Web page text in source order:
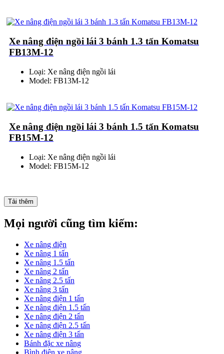
Xe nâng điện ngồi lái 3 bánh 1.3 tấn Komatsu
FB13M-12
Loại: Xe nâng điện ngồi lái
Model: FB13M-12
Xe nâng điện ngồi lái 3 bánh 1.5 tấn Komatsu
FB15M-12
Loại: Xe nâng điện ngồi lái
Model: FB15M-12
Tải thêm
Mọi người cũng tìm kiếm:
Xe nâng điện
Xe nâng 1 tấn
Xe nâng 1.5 tấn
Xe nâng 2 tấn
Xe nâng 2.5 tấn
Xe nâng 3 tấn
Xe nâng điện 1 tấn
Xe nâng điện 1.5 tấn
Xe nâng điện 2 tấn
Xe nâng điện 2.5 tấn
Xe nâng điện 3 tấn
Bánh đặc xe nâng